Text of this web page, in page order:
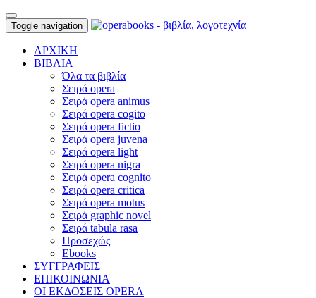
Toggle navigation
ΑΡΧΙΚΗ
ΒΙΒΛΙΑ
Όλα τα βιβλία
Σειρά opera
Σειρά opera animus
Σειρά opera cogito
Σειρά opera fictio
Σειρά opera juvena
Σειρά opera light
Σειρά opera nigra
Σειρά opera cognito
Σειρά opera critica
Σειρά opera motus
Σειρά graphic novel
Σειρά tabula rasa
Προσεχώς
Ebooks
ΣΥΓΓΡΑΦΕΙΣ
ΕΠΙΚΟΙΝΩΝΙΑ
ΟΙ ΕΚΔΟΣΕΙΣ OPERA